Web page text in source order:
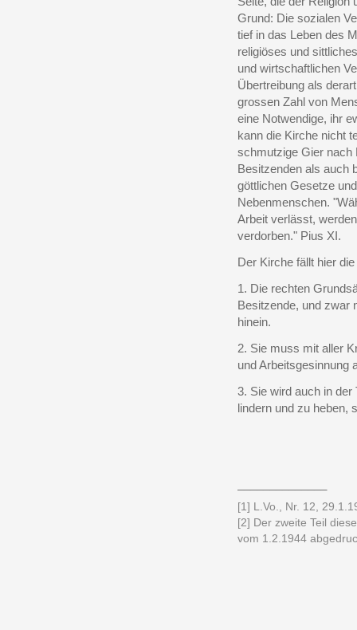
Grund: Die sozialen
tief in das Leben des
religiöses und
und wirtschaftlichen
Übertreibung als
grossen Zahl von
eine Notwendige, ihr
kann die Kirche nicht
schmutzige Gier nach
Besitzenden als auch
göttlichen Gesetze
Nebenmenschen.
Arbeit verlässt,
verdorben." Pius XI.
Der Kirche fällt hier
1. Die rechten
Besitzende, und zwar
hinein.
2. Sie muss mit aller
und Arbeitsgesinnung
3. Sie wird auch in
lindern und zu heben,
[1] L.Vo., Nr. 12,
[2] Der zweite Teil
vom 1.2.1944